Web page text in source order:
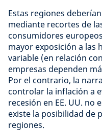
Estas regiones
mediante recortes de
consumidores
mayor exposición a las
variable (en relación
empresas dependen
Por el contrario, la
controlar la inflación a
recesión en EE. UU. no
existe la posibilidad de
regiones.